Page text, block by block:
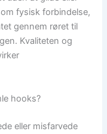
fysisk forbindelse,
gennem røret til
Kvaliteten og
hooks?
eller misfarvede